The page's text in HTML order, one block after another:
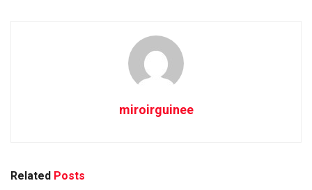
miroirguinee
Related Posts